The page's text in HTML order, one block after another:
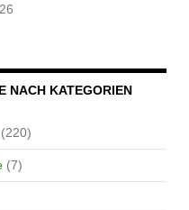
NACH KATEGORIEN
(220)
(7)